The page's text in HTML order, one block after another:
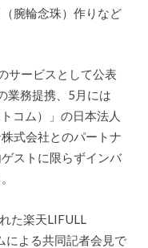
腕輪念珠）作りなど
サービスとして公表
業務提携、5月には
コム）」の日本法人
式会社とのパートナ
ストに限らずインバ
た楽天LIFULL
による共同記者会見で